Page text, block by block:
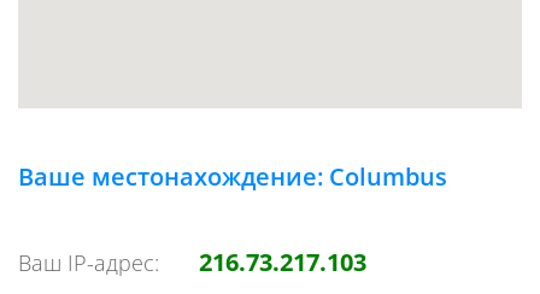
Ваше местонахождение: Columbus
Ваш IP-адрес: 216.73.217.103